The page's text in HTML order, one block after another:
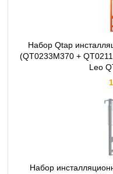
Набор Qtap
(QT0233M370 +
Leo
Набор